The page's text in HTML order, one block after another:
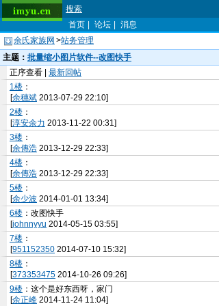
搜索
首页
论坛
消息
余氏家族网 >站务管理
主题： 批量缩小图片软件--改图快手
正序查看 | 最新回帖
1楼 ：
[余穗斌 2013-07-29 22:10]
2楼 ：
[淳安余力 2013-11-22 00:31]
3楼 ：
[余傳浩 2013-12-29 22:33]
4楼 ：
[余傳浩 2013-12-29 22:33]
5楼 ：
[余少波 2014-01-01 13:34]
6楼 ：改图快手
[johnnyyu 2014-05-15 03:55]
7楼 ：
[951152350 2014-07-10 15:32]
8楼 ：
[373353475 2014-10-26 09:26]
9楼 ：这个是好东西呀，家门
[余正峰 2014-11-24 11:04]